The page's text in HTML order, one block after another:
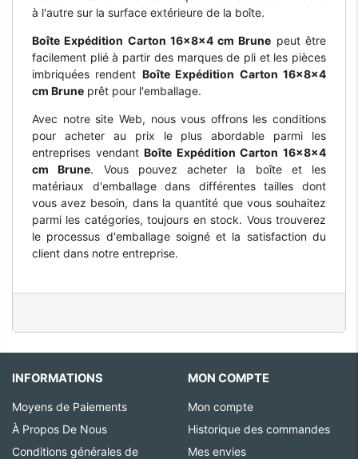
à l'autre sur la surface extérieure de la boîte.
Boîte Expédition Carton 16x8x4 cm Brune peut être
facilement plié à partir des marques de pli et les pièces
imbriquées rendent Boîte Expédition Carton 16x8x4
cm Bruneprêt pour l'emballage.
Avec notre site Web, nous vous offrons les conditions
pour acheter au prix le plus abordable parmi les
entreprises vendantBoîte Expédition Carton 16x8x4
cm Brune. Vous pouvez acheter la boîte et les
matériaux d'emballage dans différentes tailles dont
vous avez besoin, dans la quantité que vous souhaitez
parmi les catégories, toujours en stock. Vous trouverez
le processus d'emballage soigné et la satisfaction du
client dans notre entreprise.
INFORMATIONS
Moyens de Paiements
À Propos De Nous
Conditions générales de
MON COMPTE
Mon compte
Historique des commandes
Mes envies